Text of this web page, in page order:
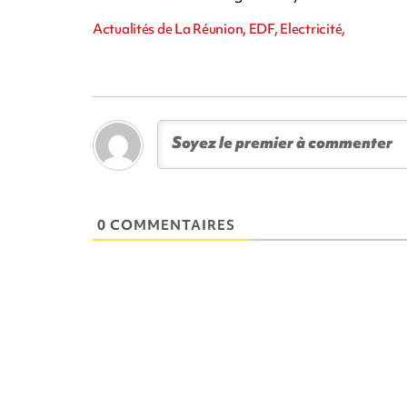
Actualités de La Réunion, EDF, Electricité,
0 COMMENTAIRES